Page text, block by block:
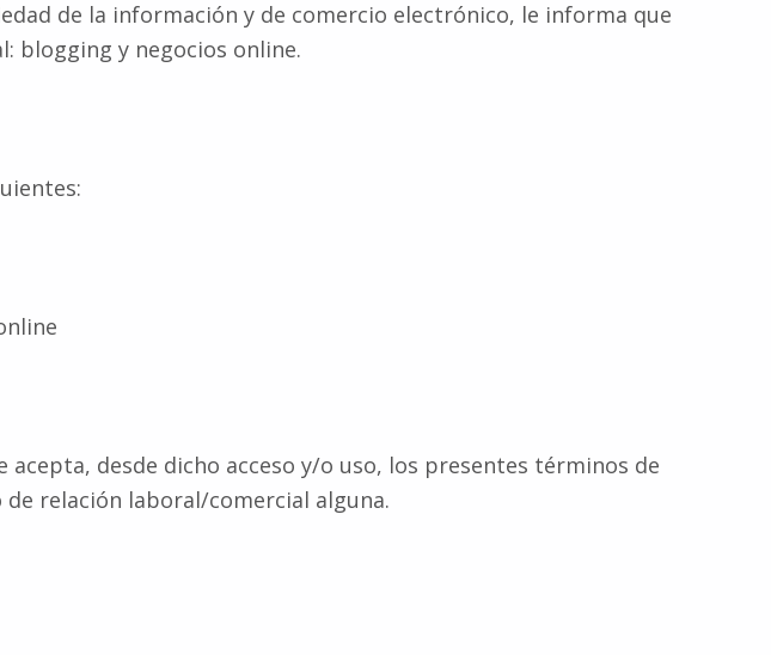
de la información y de comercio electrónico, le informa que
blogging y negocios online.
desde dicho acceso y/o uso, los presentes términos de
relación laboral/comercial alguna.